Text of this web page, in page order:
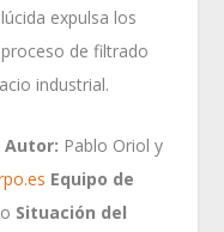
expulsa los
de filtrado
industrial.
Autor: Pablo Oriol y
Equipo de
Situación del